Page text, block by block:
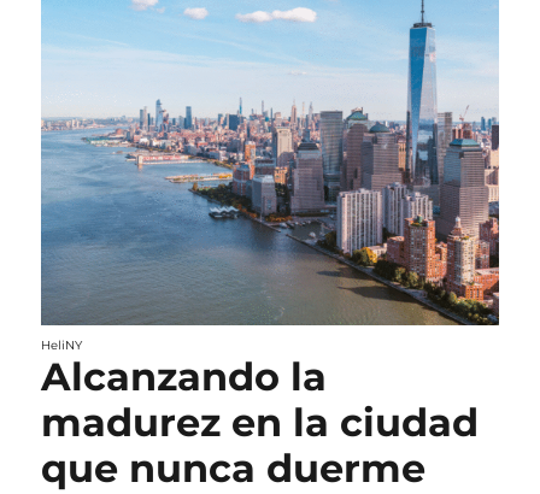
HeliNY
Alcanzando la
madurez en la ciudad
que nunca duerme